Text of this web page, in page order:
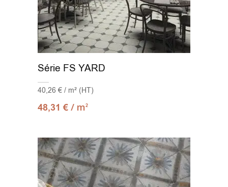
Série FS YARD
40,26 € / m² (HT)
48,31€ / m2